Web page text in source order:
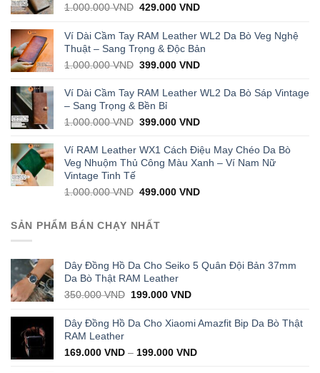
1.000.000VND Original
was:
1.000.000 VND.
429.000VNDCurrent
is:
429.000 VND.
Ví Dài Cầm Tay RAM Leather WL2 Da Bò Veg Nghệ
Thuật – Sang Trọng & Độc Bản
1.000.000VND Original
was:
1.000.000 VND.
399.000VNDCurrent
is:
Ví Dài Cầm Tay RAM Leather WL2 Da Bò Sáp Vintage
– Sang Trọng & Bền Bỉ
1.000.000VND Original
was:
1.000.000 VND.
399.000VNDCurrent
is:
399.000 VND.
Ví RAM Leather WX1 Cách Điệu May Chéo Da Bò
Veg Nhuộm Thủ Công Màu Xanh – Ví Nam Nữ
Vintage Tinh Tế
1.000.000VND Original
was:
1.000.000 VND.
499.000VNDCurrent
SẢN PHẨM BÁN CHẠY NHẤT
Dây Đồng Hồ Da Cho Seiko 5 Quân Đội Bản 37mm
Da Bò Thật RAM Leather
350.000VND Original
was:
199.000VNDCurrent
is:
199.000 VND.
Dây Đồng Hồ Da Cho Xiaomi Amazfit Bip Da Bò Thật
RAM Leather
169.000 VND – 199.000 VND